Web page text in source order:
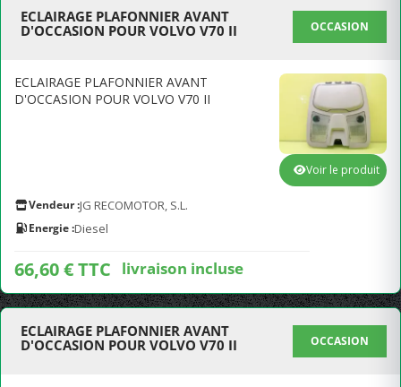
ECLAIRAGE PLAFONNIER AVANT
D'OCCASION POUR VOLVO V70 II
OCCASION
ECLAIRAGE PLAFONNIER AVANT
D'OCCASION POUR VOLVO V70 II
Vendeur :JG RECOMOTOR, S.L.
Energie :Diesel
66,60 € TTC livraison incluse
Voir le produit
ECLAIRAGE PLAFONNIER AVANT
D'OCCASION POUR VOLVO V70 II
OCCASION